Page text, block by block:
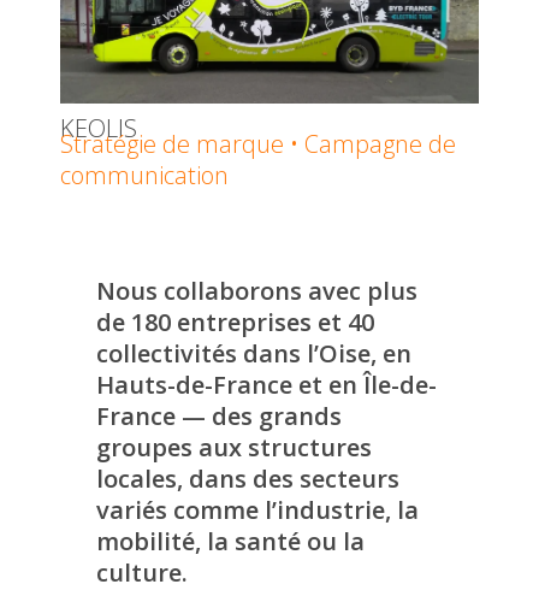
KEOLIS
Stratégie de marque • Campagne de
communication
Nous collaborons avec plus
de 180 entreprises et 40
collectivités dans l’Oise, en
Hauts-de-France et en Île-de-
France — des grands
groupes aux structures
locales, dans des secteurs
variés comme l’industrie, la
mobilité, la santé ou la
culture.